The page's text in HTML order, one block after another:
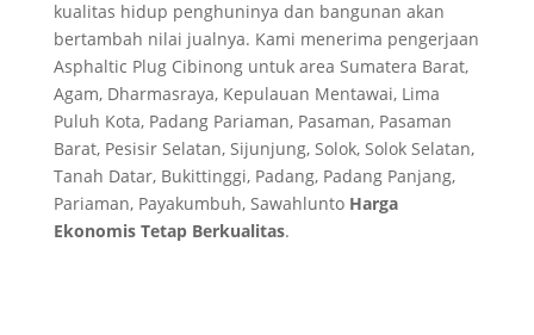
kualitas hidup penghuninya dan bangunan akan
bertambah nilai jualnya. Kami menerima pengerjaan
Asphaltic Plug Cibinong untuk area Sumatera Barat,
Agam, Dharmasraya, Kepulauan Mentawai, Lima
Puluh Kota, Padang Pariaman, Pasaman, Pasaman
Barat, Pesisir Selatan, Sijunjung, Solok, Solok Selatan,
Tanah Datar, Bukittinggi, Padang, Padang Panjang,
Pariaman, Payakumbuh, Sawahlunto Harga
Ekonomis Tetap Berkualitas.